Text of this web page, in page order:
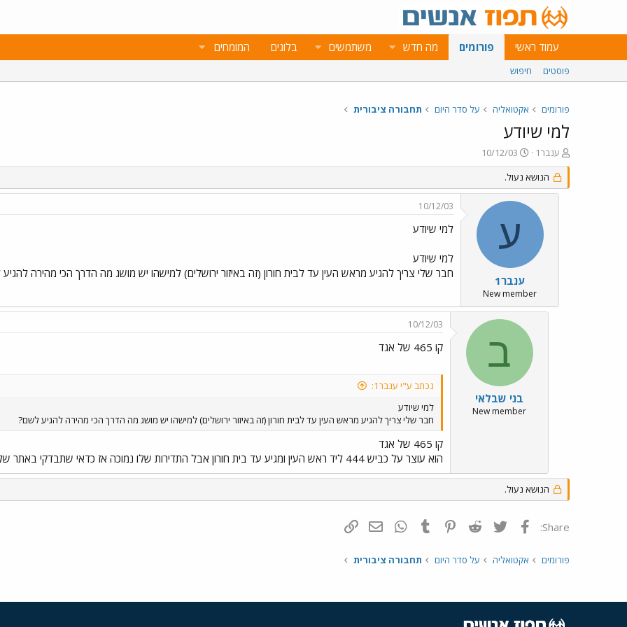
עמוד ראשי פורומים מה חדש משתמשים בלוגים המומחים
פוסטים חיפוש
פורומים אקטואליה על סדר היום תחבורה ציבורית
למי שיודע
פ
ו
ת
ח
ענבר1
פ
ו
ר
ס
ם
ת
א
י
ך
10/12/03
הנושא נעול.
ע
ענבר1
New member
10/12/03
למי שיודע
למי שיודע
חבר שלי צריך להגיע מראש העין עד לבית חורון (זה באיזור ירושלים) למישהו יש מושג מה הדרך הכי מהירה
ב
בני שבלאי
New member
10/12/03
קו 465 של אגד
נכתב ע"י ענבר1:
למי שיודע
חבר שלי צריך להגיע מראש העין עד לבית חורון (זה באיזור ירושלים) למישהו יש מושג מה הדרך הכי מהירה להגיע לשם?
קו 465 של אגד
הוא עוצר על כביש 444 ליד ראש העין ומגיע עד בית חורון אבל התדירות שלו נמוכה אז כדאי שתבדקי באתר של אגד אם הוא מתאים לך
הנושא נעול.
Share: פייסבוק Twitter
Reddit
Pinterest
Tumblr
WhatsAppדואר אלקטרוני
פורומים אקטואליה על סדר היום תחבורה ציבורית